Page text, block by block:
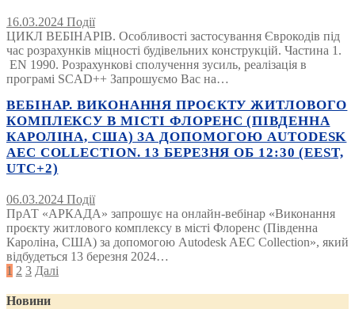
16.03.2024 Події
ЦИКЛ ВЕБІНАРІВ. Особливості застосування Єврокодів під
час розрахунків міцності будівельних конструкцій. Частина 1.
EN 1990. Розрахункові сполучення зусиль, реалізація в
програмі SCAD++ Запрошуємо Вас на…
ВЕБІНАР. ВИКОНАННЯ ПРОЄКТУ ЖИТЛОВОГО
КОМПЛЕКСУ В МІСТІ ФЛОРЕНС (ПІВДЕННА
КАРОЛІНА, США) ЗА ДОПОМОГОЮ AUTODESK
AEC COLLECTION. 13 БЕРЕЗНЯ ОБ 12:30 (EEST,
UTC+2)
06.03.2024 Події
ПрАТ «АРКАДА» запрошує на онлайн-вебінар «Виконання
проєкту житлового комплексу в місті Флоренс (Південна
Кароліна, США) за допомогою Autodesk AEC Collection», який
відбудеться 13 березня 2024…
Posts
pagination
1 2 3 Далі
Новини